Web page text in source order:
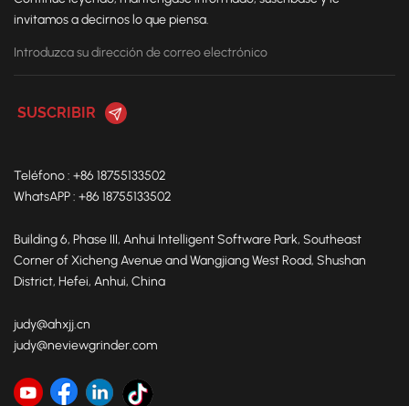
invitamos a decirnos lo que piensa.
Teléfono : +86 18755133502
WhatsAPP : +86 18755133502
Building 6, Phase III, Anhui Intelligent Software Park, Southeast
Corner of Xicheng Avenue and Wangjiang West Road, Shushan
District, Hefei, Anhui, China
judy@ahxjj.cn
judy@neviewgrinder.com